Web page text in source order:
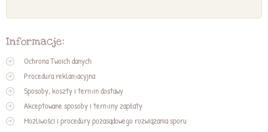
Informacje:
Ochrona Twoich danych
Procedura reklamacyjna
Sposoby, koszty i termin dostawy
Akceptowane sposoby i terminy zapłaty
Możliwości i procedury pozasądowego rozwiązania sporu